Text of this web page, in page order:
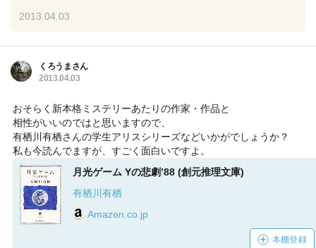
2013.04.03
くろうまさん
2013.04.03
おそらく新本格ミステリーあたりの作家・作品と
相性がいいのではと思いますので、
有栖川有栖さんの学生アリスシリーズなどいかがでしょうか？
私も今読んでますが、すごく面白いですよ。
月光ゲーム Yの悲劇’88 (創元推理文庫)
有栖川有栖
Amazon.co.jp
本棚登録